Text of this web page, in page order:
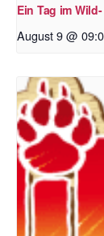
Ein Tag im
August 9 @